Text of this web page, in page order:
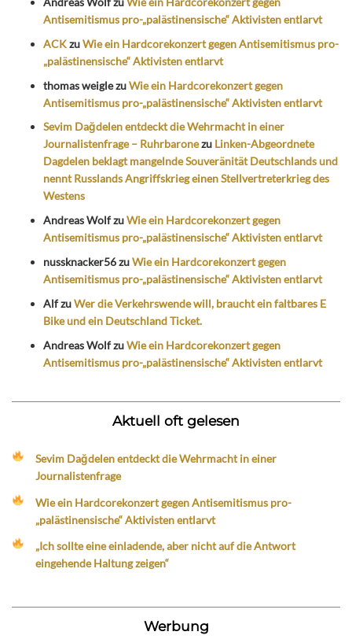
Antisemitismus pro-„palästinensische“ Aktivisten entlarvt
ACKzuWie ein Hardcorekonzert gegen Antisemitismus pro-
„palästinensische“ Aktivisten entlarvt
thomas weiglezuWie ein Hardcorekonzert gegen
Antisemitismus pro-„palästinensische“ Aktivisten entlarvt
Sevim Dağdelen entdeckt die Wehrmacht in einer
Journalistenfrage – Ruhrbaronezu Linken-Abgeordnete
Dagdelen beklagt mangelnde Souveränität Deutschlands und
nennt Russlands Angriffskrieg einen Stellvertreterkrieg des
Westens
Andreas WolfzuWie ein Hardcorekonzert gegen
Antisemitismus pro-„palästinensische“ Aktivisten entlarvt
nussknacker56zuWie ein Hardcorekonzert gegen
Antisemitismus pro-„palästinensische“ Aktivisten entlarvt
AlfzuWer die Verkehrswende will, braucht ein faltbares E
Bike und ein Deutschland Ticket.
Andreas WolfzuWie ein Hardcorekonzert gegen
Antisemitismus pro-„palästinensische“ Aktivisten entlarvt
Aktuell oft gelesen
Sevim Dağdelen entdeckt die Wehrmacht in einer
Journalistenfrage
Wie ein Hardcorekonzert gegen Antisemitismus pro-
„palästinensische“ Aktivisten entlarvt
„Ich sollte eine einladende, aber nicht auf die Antwort
eingehende Haltung zeigen“
Werbung